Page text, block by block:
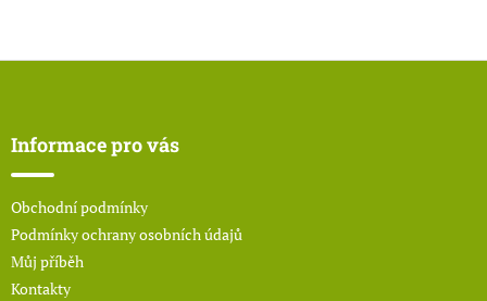
Informace pro vás
Obchodní podmínky
Podmínky ochrany osobních údajů
Můj příběh
Kontakty